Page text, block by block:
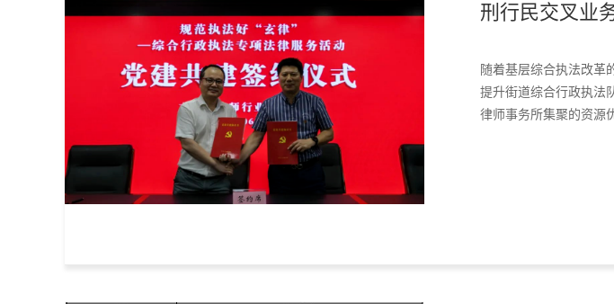
刑行民交叉业
随着基层综合执法改革
提升街道综合行政执法
律师事务所集聚的资源